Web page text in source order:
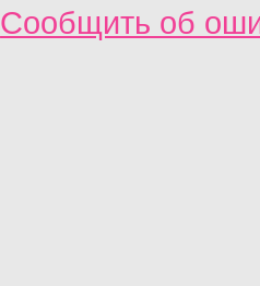
Сообщить об